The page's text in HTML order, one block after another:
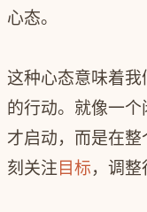
心态。
这种心态意味着
的行动。就像一
才启动，而是在
刻关注 目标，调整